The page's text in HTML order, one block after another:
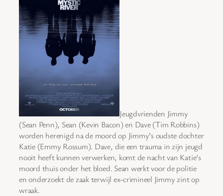
Jeugdvrienden Jimmy
(Sean Penn), Sean (Kevin Bacon) en Dave (Tim Robbins)
worden herenigd na de moord op Jimmy’s oudste dochter
Katie (Emmy Rossum). Dave, die een trauma in zijn jeugd
nooit heeft kunnen verwerken, komt de nacht van Katie’s
moord thuis onder het bloed. Sean werkt voor de politie
en onderzoekt de zaak terwijl ex-crimineel Jimmy zint op
wraak.